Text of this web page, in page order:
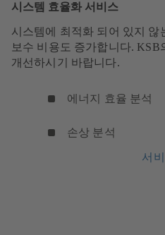
시스템 효율화 서비스
시스템에 최적화 되어 있지
보수 비용도 증가합니다.
개선하시기 바랍니다.
에너지 효율 분석
손상 분석
서